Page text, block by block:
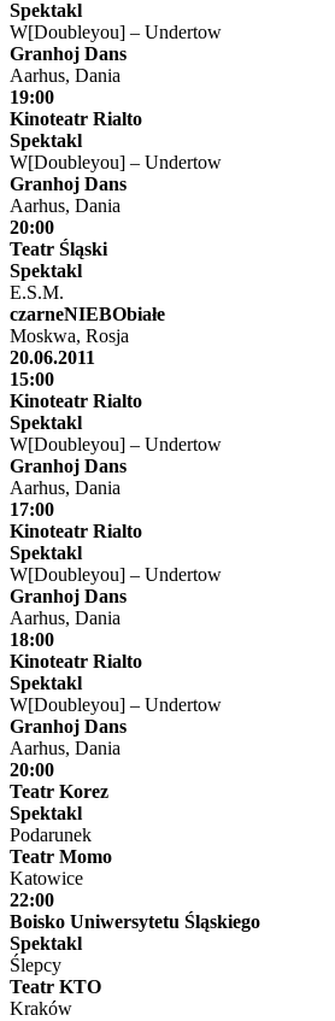
Spektakl
W[Doubleyou] – Undertow
Granhoj Dans
Aarhus, Dania
19:00
Kinoteatr Rialto
Spektakl
W[Doubleyou] – Undertow
Granhoj Dans
Aarhus, Dania
20:00
Teatr Śląski
Spektakl
E.S.M.
czarneNIEBObiałe
Moskwa, Rosja
20.06.2011
15:00
Kinoteatr Rialto
Spektakl
W[Doubleyou] – Undertow
Granhoj Dans
Aarhus, Dania
17:00
Kinoteatr Rialto
Spektakl
W[Doubleyou] – Undertow
Granhoj Dans
Aarhus, Dania
18:00
Kinoteatr Rialto
Spektakl
W[Doubleyou] – Undertow
Granhoj Dans
Aarhus, Dania
20:00
Teatr Korez
Spektakl
Podarunek
Teatr Momo
Katowice
22:00
Boisko Uniwersytetu Śląskiego
Spektakl
Ślepcy
Teatr KTO
Kraków